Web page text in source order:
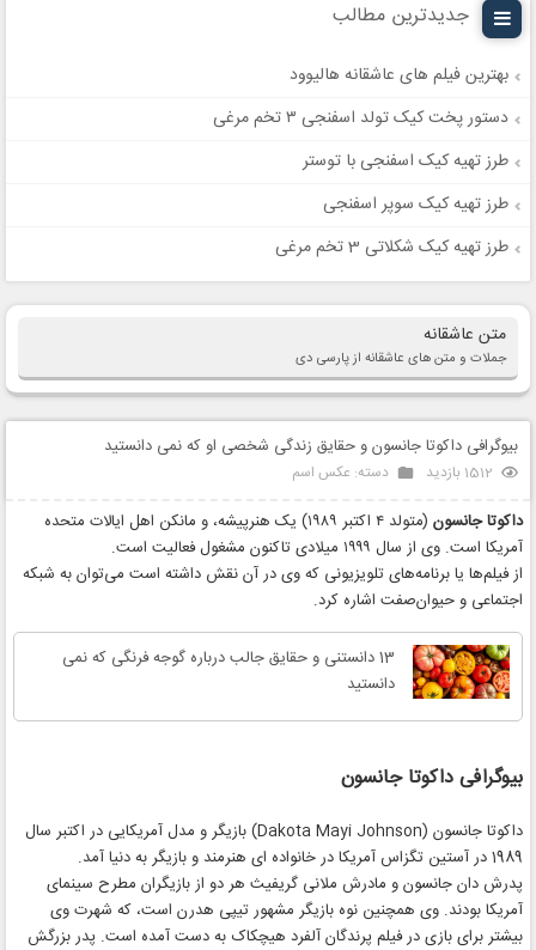
جدیدترین مطالب
بهترین فیلم های عاشقانه هالیوود
دستور پخت کیک تولد اسفنجی ۳ تخم مرغی
طرز تهیه کیک اسفنجی با توستر
طرز تهیه کیک سوپر اسفنجی
طرز تهیه کیک شکلاتی 3 تخم مرغی
متن عاشقانه
جملات و متن های عاشقانه از پارسی دی
بیوگرافی داکوتا جانسون و حقایق زندگی شخصی او که نمی دانستید
1512 بازدید دسته: عکس اسم
داکوتا جانسون
(متولد ۴ اکتبر ۱۹۸۹) یک هنرپیشه، و مانکن اهل ایالات متحده
آمریکا است. وی از سال ۱۹۹۹ میلادی تاکنون مشغول فعالیت است.
از فیلم‌ها یا برنامه‌های تلویزیونی که وی در آن نقش داشته است می‌توان به شبکه
اجتماعی و حیوان‌صفت اشاره کرد.
13 دانستنی و حقایق جالب درباره گوجه‌ فرنگی که نمی
دانستید
بیوگرافی داکوتا جانسون
داکوتا جانسون (Dakota Mayi Johnson) بازیگر و مدل آمریکایی در اکتبر سال
1989 در آستین تگزاس آمریکا در خانواده ای هنرمند و بازیگر به دنیا آمد.
پدرش دان جانسون و مادرش ملانی گریفیث هر دو از بازیگران مطرح سینمای
آمریکا بودند. وی همچنین نوه بازیگر مشهور تیپی هدرن است، که شهرت وی
بیشتر برای بازی در فیلم پرندگان آلفرد هیچکاک به دست آمده است. پدر بزرگش